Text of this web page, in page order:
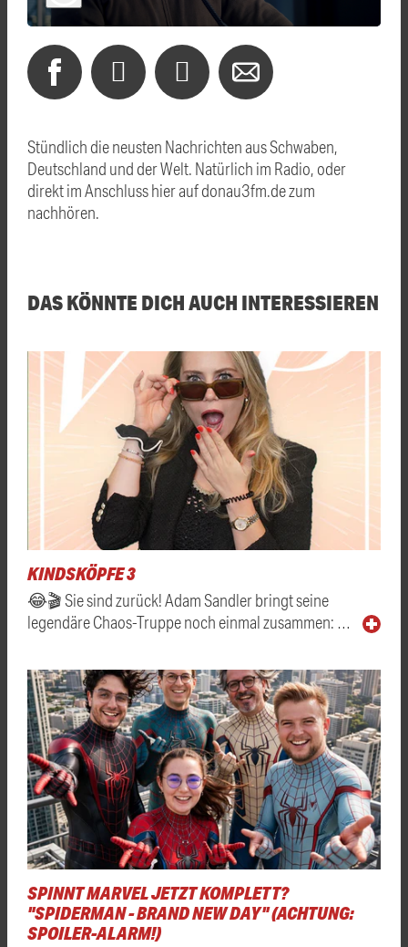
Stündlich die neusten Nachrichten aus Schwaben,
Deutschland und der Welt. Natürlich im Radio, oder
direkt im Anschluss hier auf donau3fm.de zum
nachhören.
DAS KÖNNTE DICH AUCH INTERESSIEREN
KINDSKÖPFE 3
😂🎬 Sie sind zurück! Adam Sandler bringt seine
legendäre Chaos-Truppe noch einmal zusammen: …
SPINNT MARVEL JETZT KOMPLETT?
"SPIDERMAN - BRAND NEW DAY" (ACHTUNG:
SPOILER-ALARM!)